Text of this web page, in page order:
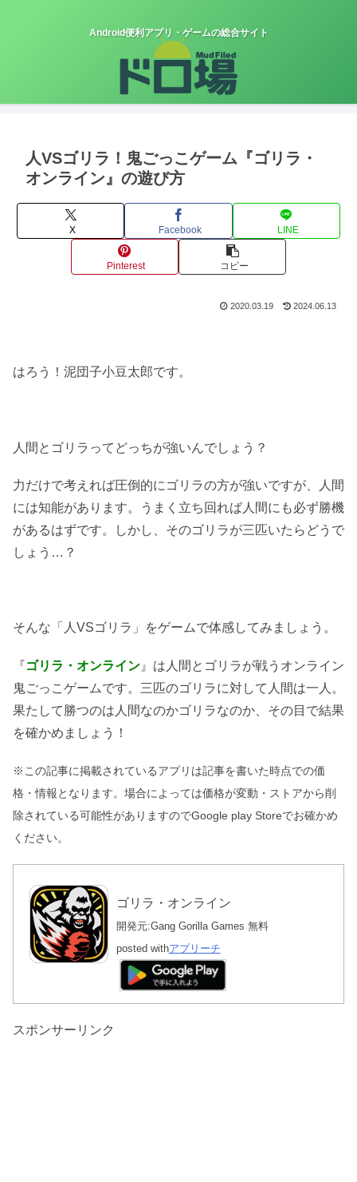
Android便利アプリ・ゲームの総合サイト
人VSゴリラ！鬼ごっこゲーム『ゴリラ・
オンライン』の遊び方
X Facebook LINE
Pinterest コピー
2020.03.19 2024.06.13
はろう！泥団子小豆太郎です。
人間とゴリラってどっちが強いんでしょう？
力だけで考えれば圧倒的にゴリラの方が強いですが、人間
には知能があります。うまく立ち回れば人間にも必ず勝機
があるはずです。しかし、そのゴリラが三匹いたらどうで
しょう…？
そんな「人VSゴリラ」をゲームで体感してみましょう。
『ゴリラ・オンライン 』は人間とゴリラが戦うオンライン
鬼ごっこゲームです。三匹のゴリラに対して人間は一人。
果たして勝つのは人間なのかゴリラなのか、その目で結果
を確かめましょう！
※この記事に掲載されているアプリは記事を書いた時点での価
格・情報となります。場合によっては価格が変動・ストアから削
除されている可能性がありますのでGoogle play Storeでお確かめ
ください。
ゴリラ・オンライン
開発元:Gang Gorilla Games 無料
posted withアプリーチ
スポンサーリンク